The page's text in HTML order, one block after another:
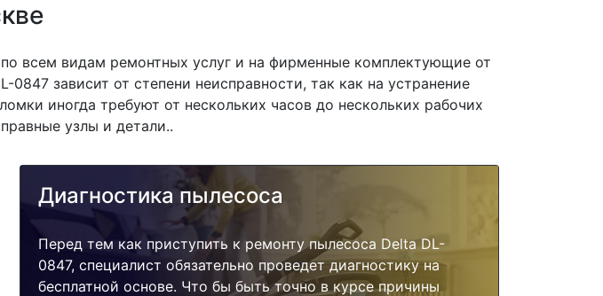
всем видам ремонтных услуг и на фирменные комплектующие от
зависит от степени неисправности, так как на устранение
иногда требуют от нескольких часов до нескольких рабочих
узлы и детали..
Диагностика пылесоса
Перед тем как приступить к ремонту пылесоса Delta DL-
0847, специалист обязательно проведет диагностику на
бесплатной основе. Что бы быть точно в курсе причины